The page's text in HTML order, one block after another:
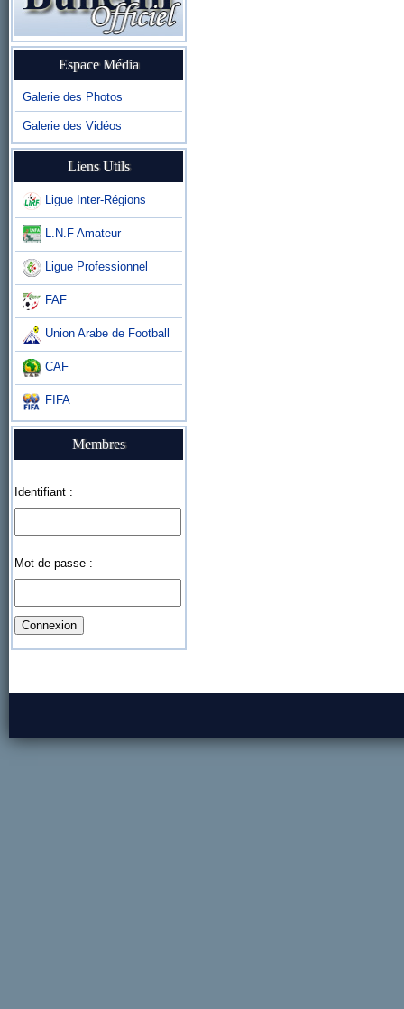
Espace Média
Galerie des Photos
Galerie des Vidéos
Liens Utils
Ligue Inter-Régions
L.N.F Amateur
Ligue Professionnel
FAF
Union Arabe de Football
CAF
FIFA
Membres
Identifiant :
Mot de passe :